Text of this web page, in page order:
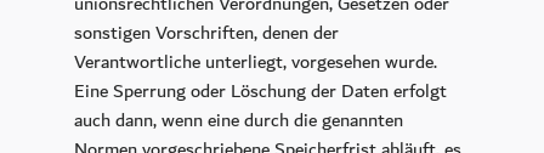
sonstigen Vorschriften, denen der
Verantwortliche unterliegt, vorgesehen wurde.
Eine Sperrung oder Löschung der Daten erfolgt
auch dann, wenn eine durch die genannten